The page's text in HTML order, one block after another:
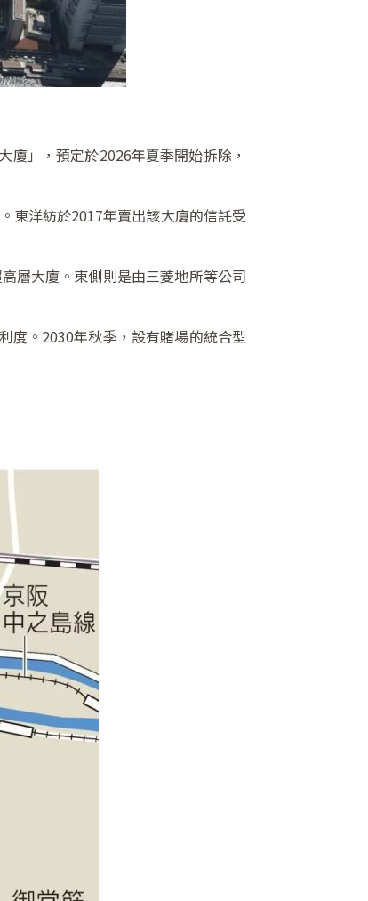
」，預定於2026年夏季開始拆除，
東洋紡於2017年賣出該大廈的信託受
層大廈。東側則是由三菱地所等公司
度。2030年秋季，設有賭場的統合型